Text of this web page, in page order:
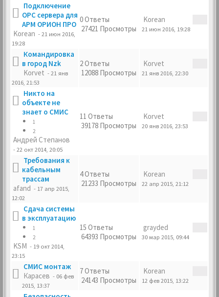
Подключение
OPC сервера для
АРМ ОРИОН ПРО
Korean - 21 июн 2016,
19:28
0 Ответы
27421 Просмотры
Korean
21 июн 2016, 19:28
Командировка
в город Nzk
Korvet - 21 янв
2016, 21:53
2 Ответы
12088 Просмотры
Korvet
21 янв 2016, 22:30
Никто на
объекте не
знает о СМИС
1
2
Андрей Степанов
- 22 окт 2014, 20:05
11 Ответы
39178 Просмотры
Korvet
20 янв 2016, 23:53
Требования к
кабельным
трассам
afand - 17 апр 2015,
12:02
4 Ответы
21233 Просмотры
Korean
22 апр 2015, 21:12
Сдача системы
в эксплуатацию
1
2
KSM - 19 окт 2014,
23:15
15 Ответы
64393 Просмотры
grayded
30 мар 2015, 09:44
СМИС монтаж
Карасев - 06 фев
2015, 13:37
7 Ответы
24143 Просмотры
Korean
12 фев 2015, 13:22